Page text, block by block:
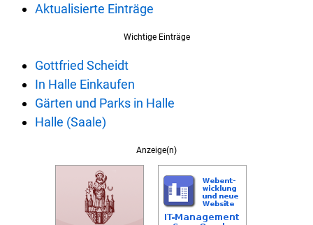
Aktualisierte Einträge
Wichtige Einträge
Gottfried Scheidt
In Halle Einkaufen
Gärten und Parks in Halle
Halle (Saale)
Anzeige(n)